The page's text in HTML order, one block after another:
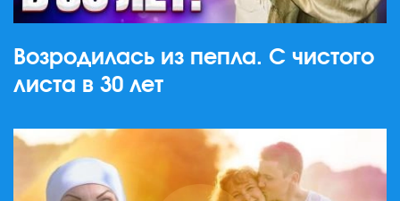
Возродилась из пепла. С чистого
листа в 30 лет